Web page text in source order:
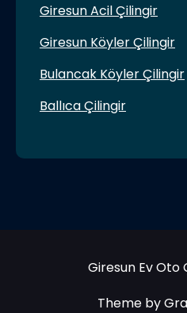
Giresun Acil Çilingir
Giresun Köyler Çilingir
Bulancak Köyler Çilingir
Ballıca Çilingir
Giresun Ev Oto
Theme by